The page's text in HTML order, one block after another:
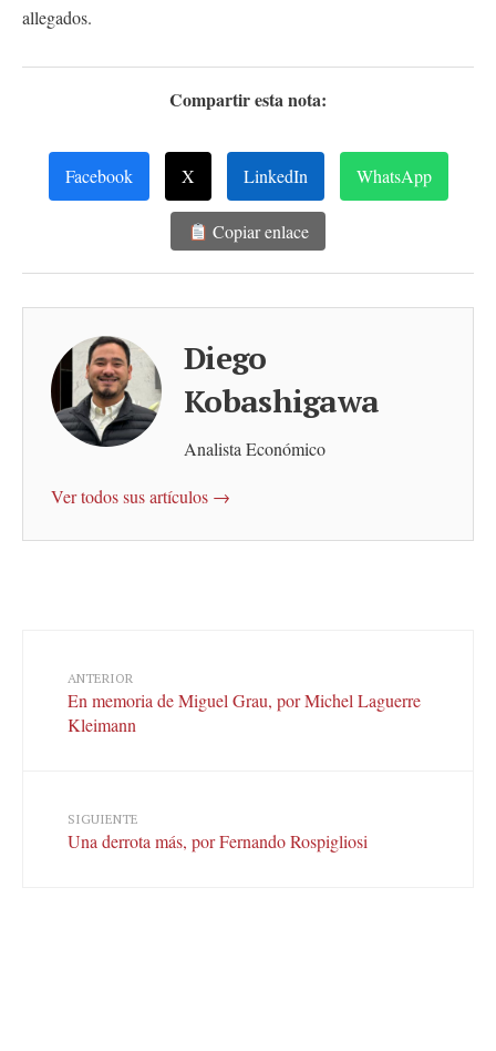
allegados.
Compartir esta nota:
Facebook X LinkedIn WhatsApp
Copiar enlace
Diego
Kobashigawa
Analista Económico
Ver todos sus artículos →
ANTERIOR
En memoria de Miguel Grau, por Michel Laguerre
Kleimann
SIGUIENTE
Una derrota más, por Fernando Rospigliosi